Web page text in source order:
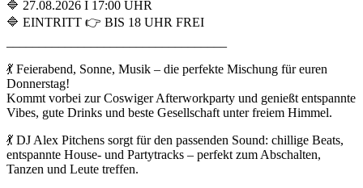
🔷 27.08.2026 I 17:00 UHR
🔷 EINTRITT 👉 BIS 18 UHR FREI
💃 Feierabend, Sonne, Musik – die perfekte Mischung für euren
Donnerstag!
Kommt vorbei zur Coswiger Afterworkparty und genießt entspannte
Vibes, gute Drinks und beste Gesellschaft unter freiem Himmel.
💃 DJ Alex Pitchens sorgt für den passenden Sound: chillige Beats,
entspannte House- und Partytracks – perfekt zum Abschalten,
Tanzen und Leute treffen.